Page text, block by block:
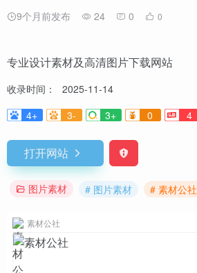
9个月前发布 24 0 0
专业设计素材及高清图片下载网站
收录时间：
2025-11-14
4+
3- 3+ 0 4
打开网站
图片素材 # 图片素材 # 素材公社
素材公社